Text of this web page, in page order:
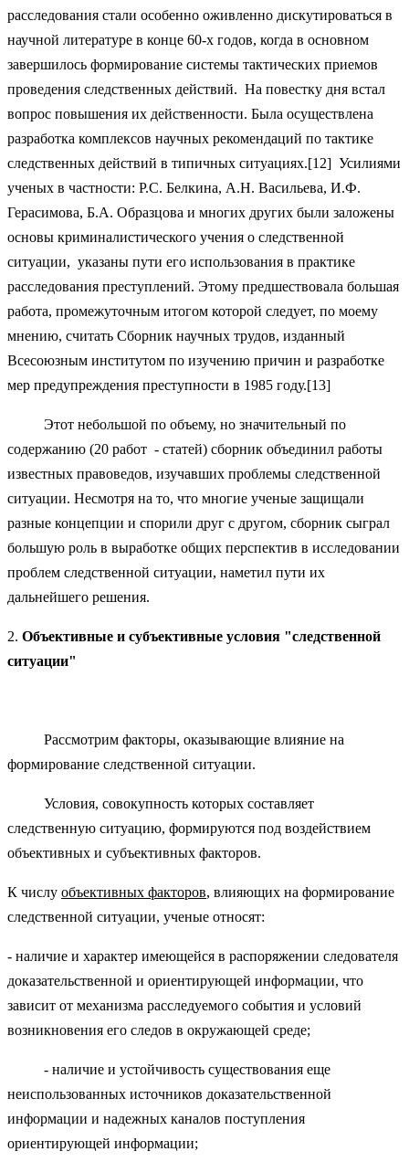
расследования стали особенно оживленно дискутироваться в
научной литературе в конце 60-х годов, когда в основном
завершилось формирование системы тактических приемов
проведения следственных действий. На повестку дня встал
вопрос повышения их действенности. Была осуществлена
разработка комплексов научных рекомендаций по тактике
следственных действий в типичных ситуациях.[12] Усилиями
ученых в частности: Р.С. Белкина, А.Н. Васильева, И.Ф.
Герасимова, Б.А. Образцова и многих других были заложены
основы криминалистического учения о следственной
ситуации, указаны пути его использования в практике
расследования преступлений. Этому предшествовала большая
работа, промежуточным итогом которой следует, по моему
мнению, считать Сборник научных трудов, изданный
Всесоюзным институтом по изучению причин и разработке
мер предупреждения преступности в 1985 году.[13]
Этот небольшой по объему, но значительный по
содержанию (20 работ - статей) сборник объединил работы
известных правоведов, изучавших проблемы следственной
ситуации. Несмотря на то, что многие ученые защищали
разные концепции и спорили друг с другом, сборник сыграл
большую роль в выработке общих перспектив в исследовании
проблем следственной ситуации, наметил пути их
дальнейшего решения.
2. Объективные и субъективные условия "следственной
ситуации"
Рассмотрим факторы, оказывающие влияние на
формирование следственной ситуации.
Условия, совокупность которых составляет
следственную ситуацию, формируются под воздействием
объективных и субъективных факторов.
К числу объективных факторов, влияющих на формирование
следственной ситуации, ученые относят:
- наличие и характер имеющейся в распоряжении следователя
доказательственной и ориентирующей информации, что
зависит от механизма расследуемого события и условий
возникновения его следов в окружающей среде;
- наличие и устойчивость существования еще
неиспользованных источников доказательственной
информации и надежных каналов поступления
ориентирующей информации;